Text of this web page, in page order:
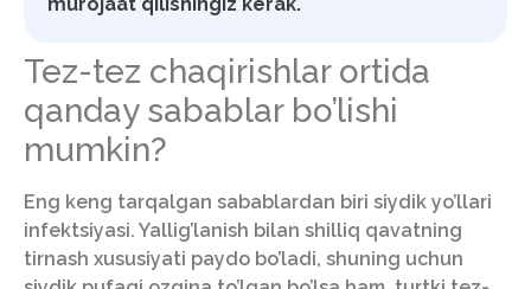
murojaat qilishingiz kerak.
Tez-tez chaqirishlar ortida
qanday sabablar bo’lishi
mumkin?
Eng keng tarqalgan sabablardan biri siydik yo’llari
infektsiyasi. Yallig’lanish bilan shilliq qavatning
tirnash xususiyati paydo bo’ladi, shuning uchun